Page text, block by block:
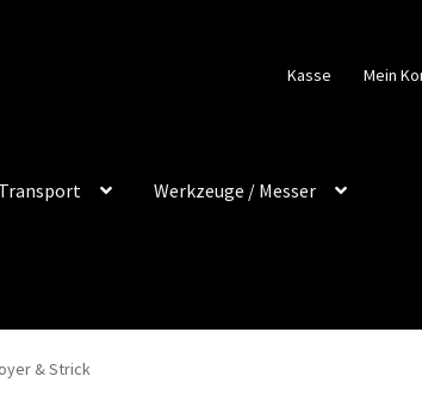
Kasse Mein
Transport Werkzeuge / Messer
& Strick